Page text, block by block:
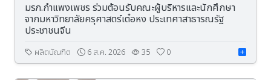
มรภ.กำแพงเพชร ร่วมต้อนรับคณะผู้บริหารและนักศึกษา
จากมหาวิทยาลัยครุศาสตร์เต๋อหง ประเทศาสาธารณรัฐ
ประชาชนจีน
ผลิตบัณฑิต 6 ส.ค. 2026 35 0